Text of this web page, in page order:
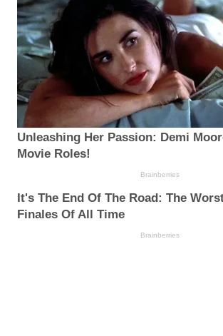
Unleashing Her Passion: Demi
Movie Roles!
Brainberries
It's The End Of The Road: The
Finales Of All Time
Brainberries